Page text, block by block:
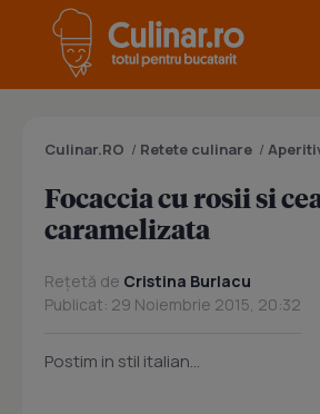
Culinar.RO / Retete culinare /
Focaccia cu rosii si
caramelizata
Rețetă de Cristina Burlacu
Publicat: 29 Noiembrie 2015, 20:32
Postim in stil italian...